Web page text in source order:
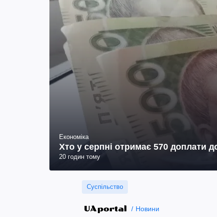
Економіка
Хто у серпні отримає 570 доплати
20 годин тому
Суспільство
Новини